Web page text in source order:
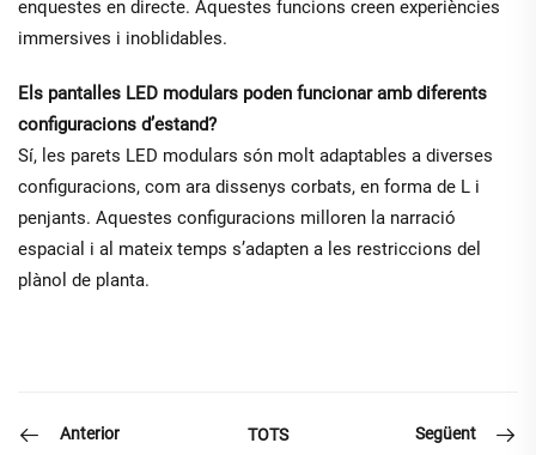
enquestes en directe. Aquestes funcions creen experiències
immersives i inoblidables.
Els pantalles LED modulars poden funcionar amb diferents
configuracions d’estand?
Sí, les parets LED modulars són molt adaptables a diverses
configuracions, com ara dissenys corbats, en forma de L i
penjants. Aquestes configuracions milloren la narració
espacial i al mateix temps s’adapten a les restriccions del
plànol de planta.
Anterior TOTS Següent